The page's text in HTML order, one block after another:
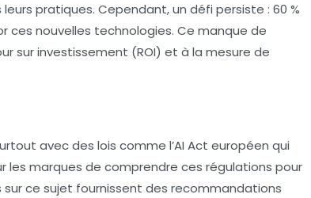
pratiques. Cependant, un défi persiste : 60 %
ces nouvelles technologies. Ce manque de
sur investissement (ROI) et à la mesure de
avec des lois comme l’AI Act européen qui
les marques de comprendre ces régulations pour
sur ce sujet fournissent des recommandations